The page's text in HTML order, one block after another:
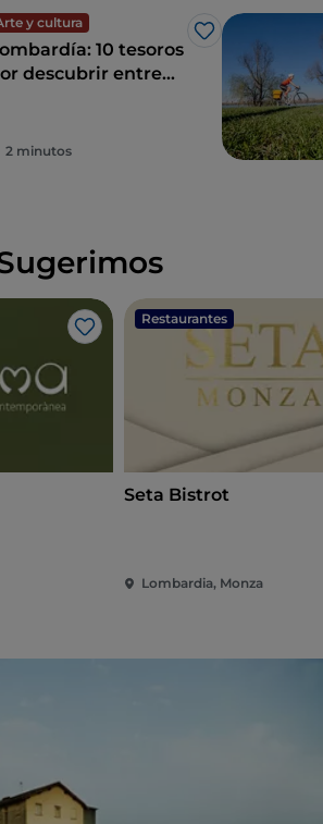
y cultura
Me gusta
10 tesoros
descubrir entre
2 minutos
Me gusta
Restaurantes
Seta Bistrot
Lombardia, Monza